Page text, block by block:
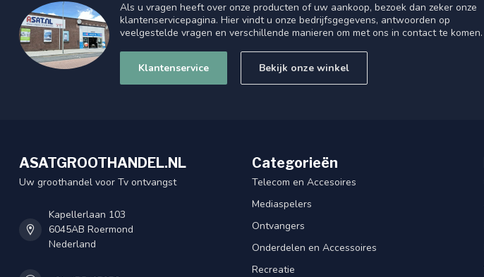
Als u vragen heeft over onze producten of uw aankoop, bezoek dan zeker onze
klantenservicepagina. Hier vindt u onze bedrijfsgegevens, antwoorden op
veelgestelde vragen en verschillende manieren om met ons in contact te komen.
Klantenservice Bekijk onze winkel
ASATGROOTHANDEL.NL
Uw groothandel voor Tv ontvangst
Kapellerlaan 103
6045AB Roermond
Nederland
Categorieën
Telecom en Accesoires
Mediaspelers
Ontvangers
Onderdelen en Accessoires
Recreatie